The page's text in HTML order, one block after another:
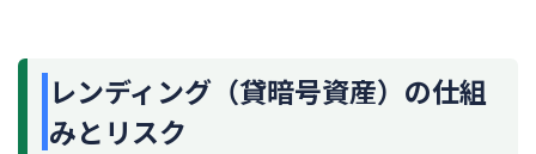
レンディング（貸暗号資産）の仕組
みとリスク